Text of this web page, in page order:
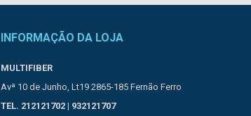
INFORMAÇÃO DA LOJA
MULTIFIBER
Avª 10 de Junho, Lt19 2865-185 Fernão Ferro
TEL. 212121702 | 932121707